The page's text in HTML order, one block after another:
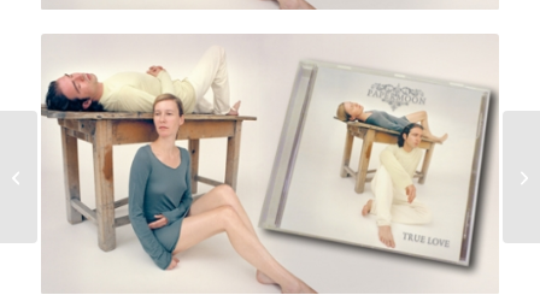
Daniel Egg Information
Stream Buch